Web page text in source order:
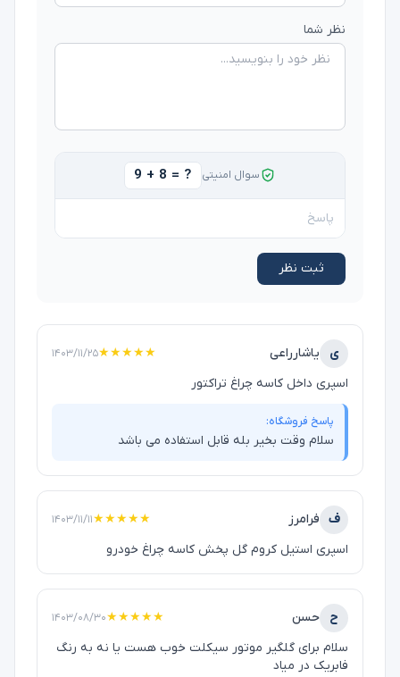
نظر شما
سوال امنیتی 9 + 8 = ?
ثبت نظر
ی یاشارراعی ★★★★★۱۴۰۳/۱۱/۲۵
اسپری داخل کاسه چراغ تراکتور
پاسخ فروشگاه:
سلام وقت بخیر بله قابل استفاده می باشد
ف فرامرز ★★★★★۱۴۰۳/۱۱/۱۱
اسپری استیل کروم گل پخش کاسه چراغ خودرو
ح حسن ★★★★★۱۴۰۳/۰۸/۳۰
سلام برای گلگیر موتور سیکلت خوب هست یا نه به رنگ
فابریک در میاد